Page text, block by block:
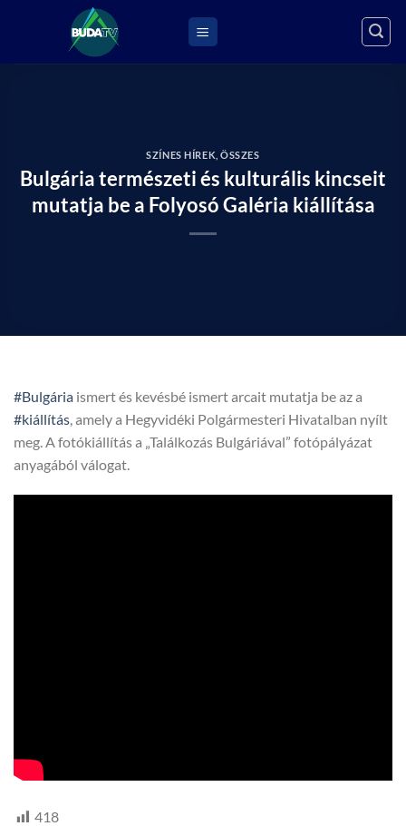
SZÍNES HÍREK ,ÖSSZES
Bulgária természeti és kulturális kincseit
mutatja be a Folyosó Galéria kiállítása
#Bulgária ismert és kevésbé ismert arcait mutatja be az a
#kiállítás, amely a Hegyvidéki Polgármesteri Hivatalban nyílt
meg. A fotókiállítás a „Találkozás Bulgáriával” fotópályázat
anyagából válogat.
418